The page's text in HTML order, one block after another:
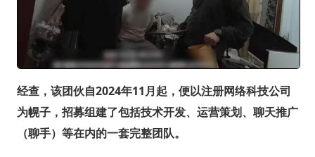
经查，该团伙自2024年11月起，便以注册网络科技公司
为幌子，招募组建了包括技术开发、运营策划、聊天推广
（聊手）等在内的一套完整团队。